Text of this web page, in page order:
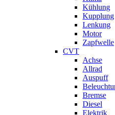
Kühlung
Kupplung
Lenkung
Motor
Zapfwelle
CVT
Achse
Allrad
Auspuff
Bremse
Diesel
Elektrik